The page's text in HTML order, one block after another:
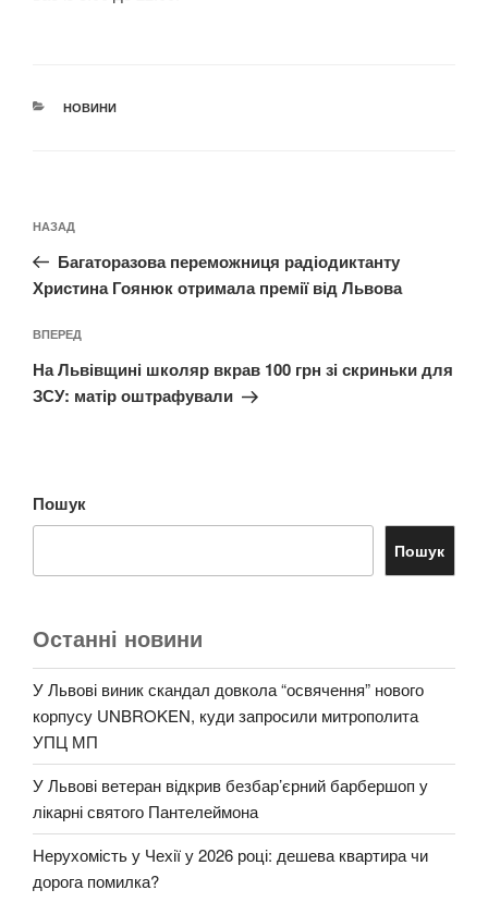
КАТЕГОРІЇ
НОВИНИ
записів
Попередній
запис:
НАЗАД
Багаторазова переможниця радіодиктанту
Христина Гоянюк отримала премії від Львова
Наступний
запис
ВПЕРЕД
На Львівщині школяр вкрав 100 грн зі скриньки для
ЗСУ: матір оштрафували
Пошук
Пошук
Останні новини
У Львові виник скандал довкола “освячення” нового
корпусу UNBROKEN, куди запросили митрополита
УПЦ МП
У Львові ветеран відкрив безбар’єрний барбершоп у
лікарні святого Пантелеймона
Нерухомість у Чехії у 2026 році: дешева квартира чи
дорога помилка?